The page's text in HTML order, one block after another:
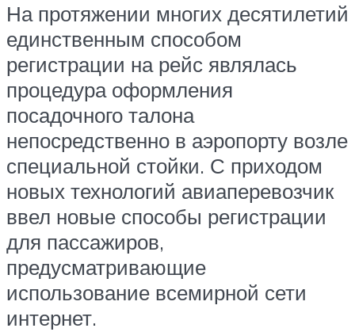
На протяжении многих десятилетий
единственным способом
регистрации на рейс являлась
процедура оформления
посадочного талона
непосредственно в аэропорту возле
специальной стойки. С приходом
новых технологий авиаперевозчик
ввел новые способы регистрации
для пассажиров,
предусматривающие
использование всемирной сети
интернет.